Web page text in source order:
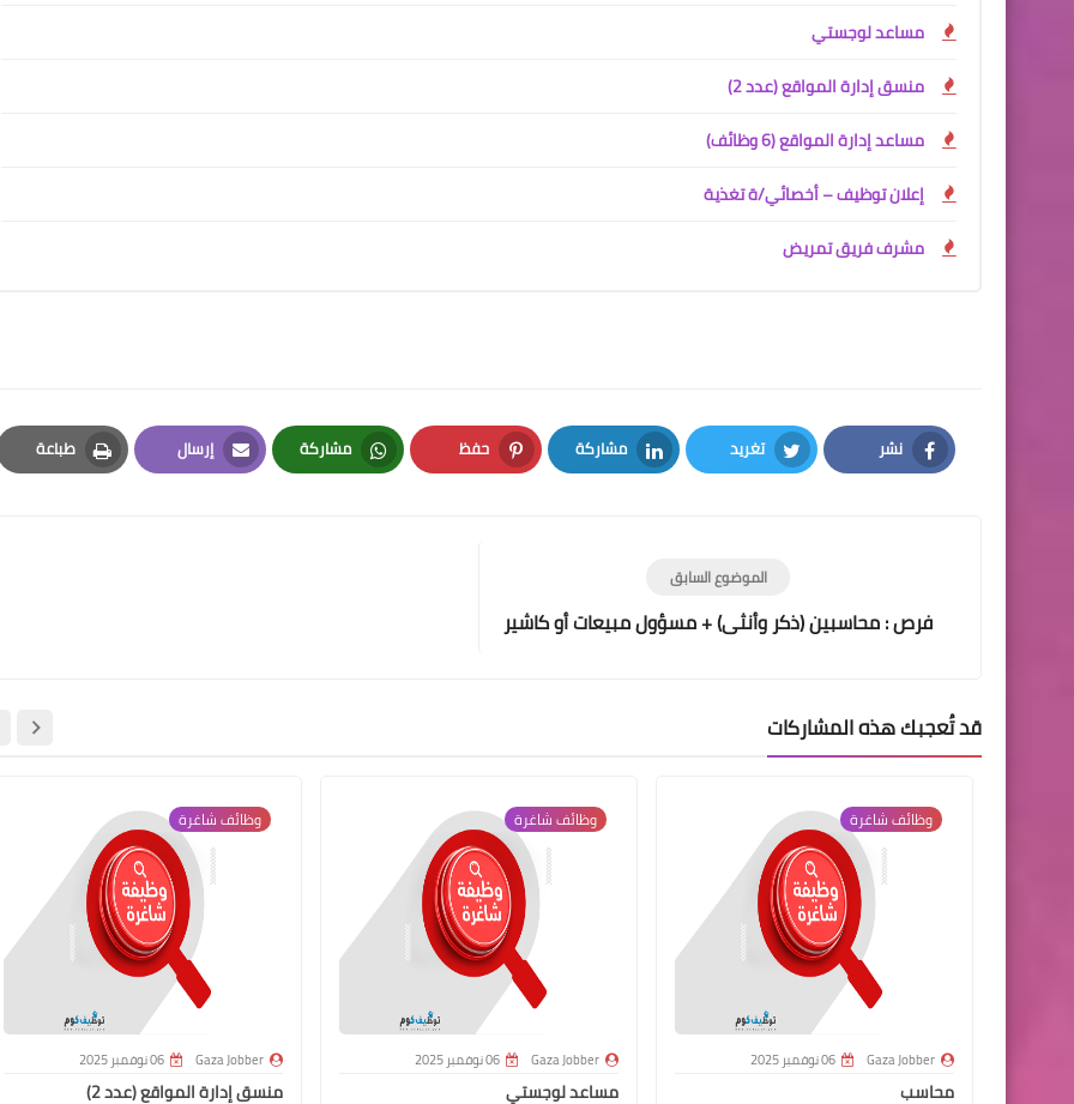
مساعد لوجستي
منسق إدارة المواقع (عدد 2)
مساعد إدارة المواقع (6 وظائف)
إعلان توظيف – أخصائي/ة تغذية
مشرف فريق تمريض
نشر
Facebook
تغريد
Twitter
مشاركة
LinkedIn
حفظ
Pinterest
مشاركة
Whatsapp
إرسال
Email
طباعة
Print
الموضوع السابق
فرص : محاسبين (ذكر وأنثى) + مسؤول مبيعات أو كاشير
قد تُعجبك هذه المشاركات
وظائف شاغرة
Gaza Jobber 06 نوفمبر 2025
محاسب
وظائف شاغرة
Gaza Jobber 06 نوفمبر 2025
مساعد لوجستي
وظائف شاغرة
Gaza Jobber 06 نوفمبر 2025
منسق إدارة المواقع (عدد 2)